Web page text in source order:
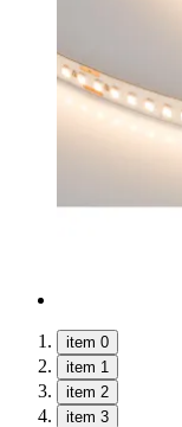
item 0
item 1
item 2
item 3